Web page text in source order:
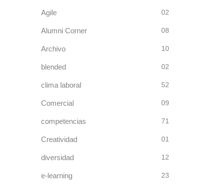
Agile 02
Alumni Corner 08
Archivo 10
blended 02
clima laboral 52
Comercial 09
competencias 71
Creatividad 01
diversidad 12
e-learning 23